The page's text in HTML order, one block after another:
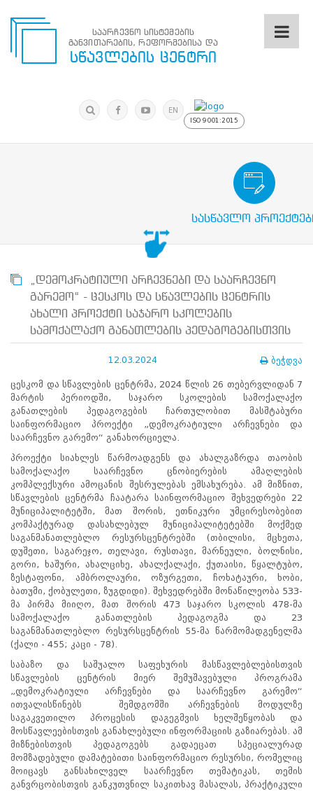
საარჩევნო
სისტემების
შესახებ
სტრუქტურული
ნორმატიული
სტრატეგიული
გეგმა
არჩევნების
სანდოობის
რისკების
მართვის
გეგმა
გენდერული
თანასწორობის
პოლიტიკა
ანგარიშები
მემორანდუმი
მიღწევები
ხარისხის
პოლიტიკა
სიახლეები
საჯარო
ინფორმაცია
სასწავლო
პროექტები
სერტიფიცირება
საარჩევნო სისტემების
განვითარების, რეფორმებისა და
სწავლების ცენტრი
ძიება
მოძებნა EN
ISO 9001:2015
სასწავლო
საარჩევნო/სამოქალაქო
„დემოკრატიული არჩევნები და საარჩევნო
გარემო“ - ცესკოს და სწავლების ცენტრის
ახალი პროექტი საჯარო სკოლების
სამოქალაქო განათლების პედაგოგებისთვის
12.03.2024 ბეჭდვა
ცესკომ და სწავლების ცენტრმა, 2024 წლის 26 თებერვლიდან 7
მარტის პერიოდში, საჯარო სკოლების სამოქალაქო
განათლების პედაგოგების ჩართულობით მასშტაბური
საინფორმაციო პროექტი „დემოკრატიული არჩევნები და
საარჩევნო გარემო“ განახორციელა.
პროექტი სიახლეს წარმოადგენს და ახალგაზრდა თაობის
სამოქალაქო საარჩევნო ცნობიერების ამაღლების
კომპლექსური ამოცანის შესრულებას ემსახურება. ამ მიზნით,
სწავლების ცენტრმა ჩაატარა საინფორმაციო შეხვედრები 22
მუნიციპალიტეტში, მათ შორის, ეთნიკური უმცირესობებით
კომპაქტურად დასახლებულ მუნიციპალიტეტებში მოქმედ
საგანმანათლებლო რესურსცენტრებში (თბილისი, მცხეთა,
დუშეთი, საგარეჯო, თელავი, რუსთავი, მარნეული, ბოლნისი,
გორი, ხაშური, ახალციხე, ახალქალაქი, ქუთაისი, წყალტუბო,
ზესტაფონი, ამბროლაური, ოზურგეთი, ჩოხატაური, ხობი,
ბათუმი, ქობულეთი, ზუგდიდი). შეხვედრებში მონაწილეობა 533-
მა პირმა მიიღო, მათ შორის 473 საჯარო სკოლის 478-მა
სამოქალაქო განათლების პედაგოგმა და 23
საგანმანათლებლო რესურსცენტრის 55-მა წარმომადგენელმა
(ქალი - 455; კაცი - 78).
საბაზო და საშუალო საფეხურის მასწავლებლებისთვის
სწავლების ცენტრის მიერ შემუშავებული პროგრამა
„დემოკრატიული არჩევნები და საარჩევნო გარემო“
ითვალისწინებს შემდგომში არჩევნების მოდულზე
საგაკვეთილო პროცესის დაგეგმვის ხელშეწყობას და
მოსწავლეებისთვის განახლებული ინფორმაციის გაზიარებას. ამ
მიზნებისთვის პედაგოგებს გადაეცათ სპეციალურად
მომზადებული დამატებითი საინფორმაციო რესურსი, რომელიც
მოიცავს განსახილველ საარჩევნო თემატიკას, თემის
განვრცობისთვის განკუთვნილ საკითხავ მასალას, პრაქტიკული